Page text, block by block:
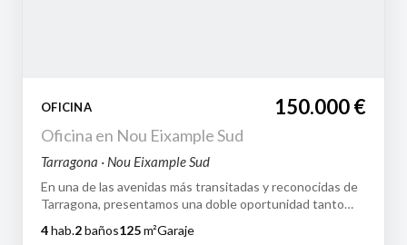
OFICINA 150.000 €
Oficina en Nou Eixample Sud
Tarragona · Nou Eixample Sud
En una de las avenidas más transitadas y reconocidas de
Tarragona, presentamos una doble oportunidad tanto
4hab.2baños125m²Garaje